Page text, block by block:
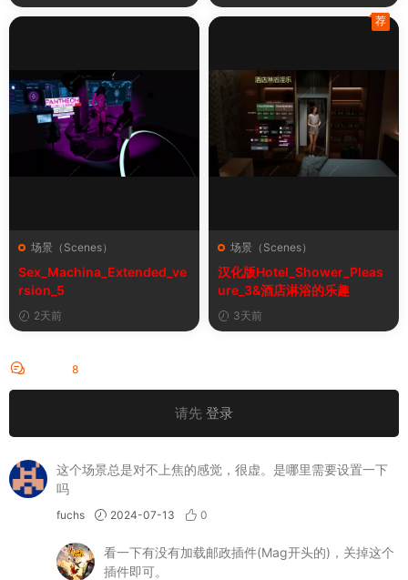
场景（Scenes）
Sex_Machina_Extended_ve
rsion_5
2天前
场景（Scenes）
汉化版Hotel_Shower_Pleas
ure_3&酒店淋浴的乐趣
3天前
荐
8
请先 登录
这个场景总是对不上焦的感觉，很虚。是哪里需要设置一下
吗
fuchs 2024-07-13 0
看一下有没有加载邮政插件(Mag开头的)，关掉这个
插件即可。